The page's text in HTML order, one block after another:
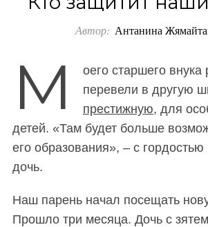
Автор: Антанина
М
оего старшего внука
перевели в другую
престижную, для
детей. «Там будет больше
его образования», – с
дочь.
Наш парень начал посещать
Прошло три месяца. Дочь с